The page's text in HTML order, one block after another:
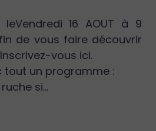
16 AOUT à 9
de vous faire découvrir
vous ici.
tout un programme :
si...